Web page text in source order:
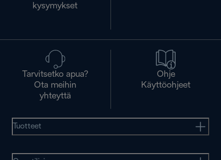
kysymykset
Tarvitsetko apua?
Ota meihin
yhteyttä
Ohje
Käyttöohjeet
Tuotteet